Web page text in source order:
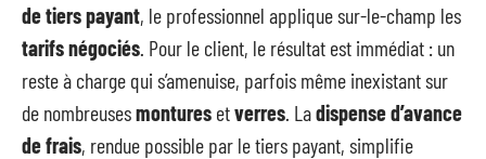
de tiers payant, le professionnel applique sur-le-champ les
tarifs négociés . Pour le client, le résultat est immédiat : un
reste à charge qui s’amenuise, parfois même inexistant sur
de nombreusesmontures etverres . Ladispense d’avance
de frais, rendue possible par le tiers payant, simplifie